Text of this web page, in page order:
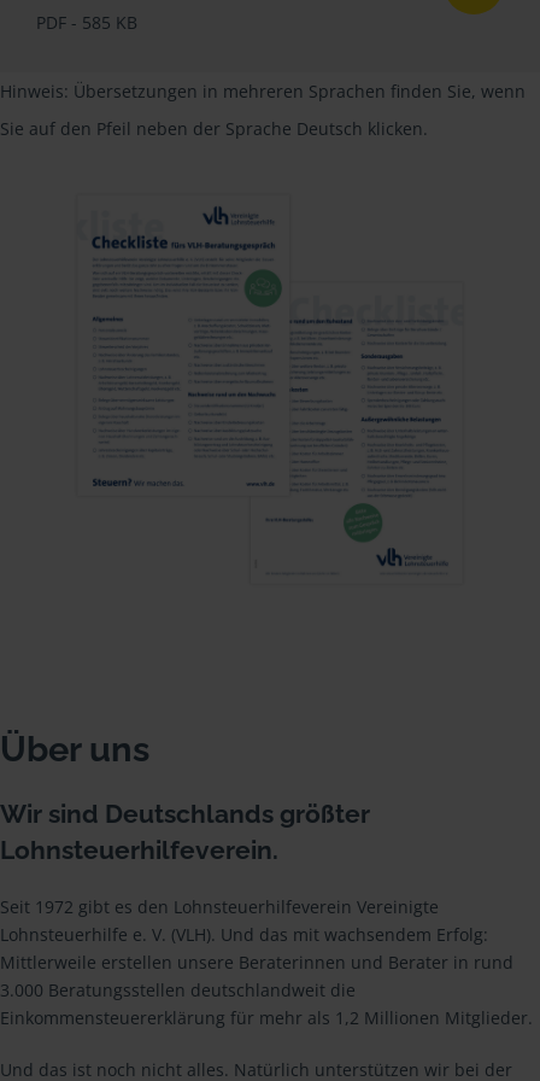
PDF - 585 KB
Hinweis: Übersetzungen in mehreren Sprachen finden Sie, wenn
Sie auf den Pfeil neben der Sprache Deutsch klicken.
Über uns
Wir sind Deutschlands größter
Lohnsteuerhilfeverein.
Seit 1972 gibt es den Lohnsteuerhilfeverein Vereinigte
Lohnsteuerhilfe e. V. (VLH). Und das mit wachsendem Erfolg:
Mittlerweile erstellen unsere Beraterinnen und Berater in rund
3.000 Beratungsstellen deutschlandweit die
Einkommensteuererklärung für mehr als 1,2 Millionen Mitglieder.
Und das ist noch nicht alles. Natürlich unterstützen wir bei der